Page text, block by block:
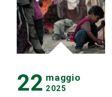
22 maggio
2025